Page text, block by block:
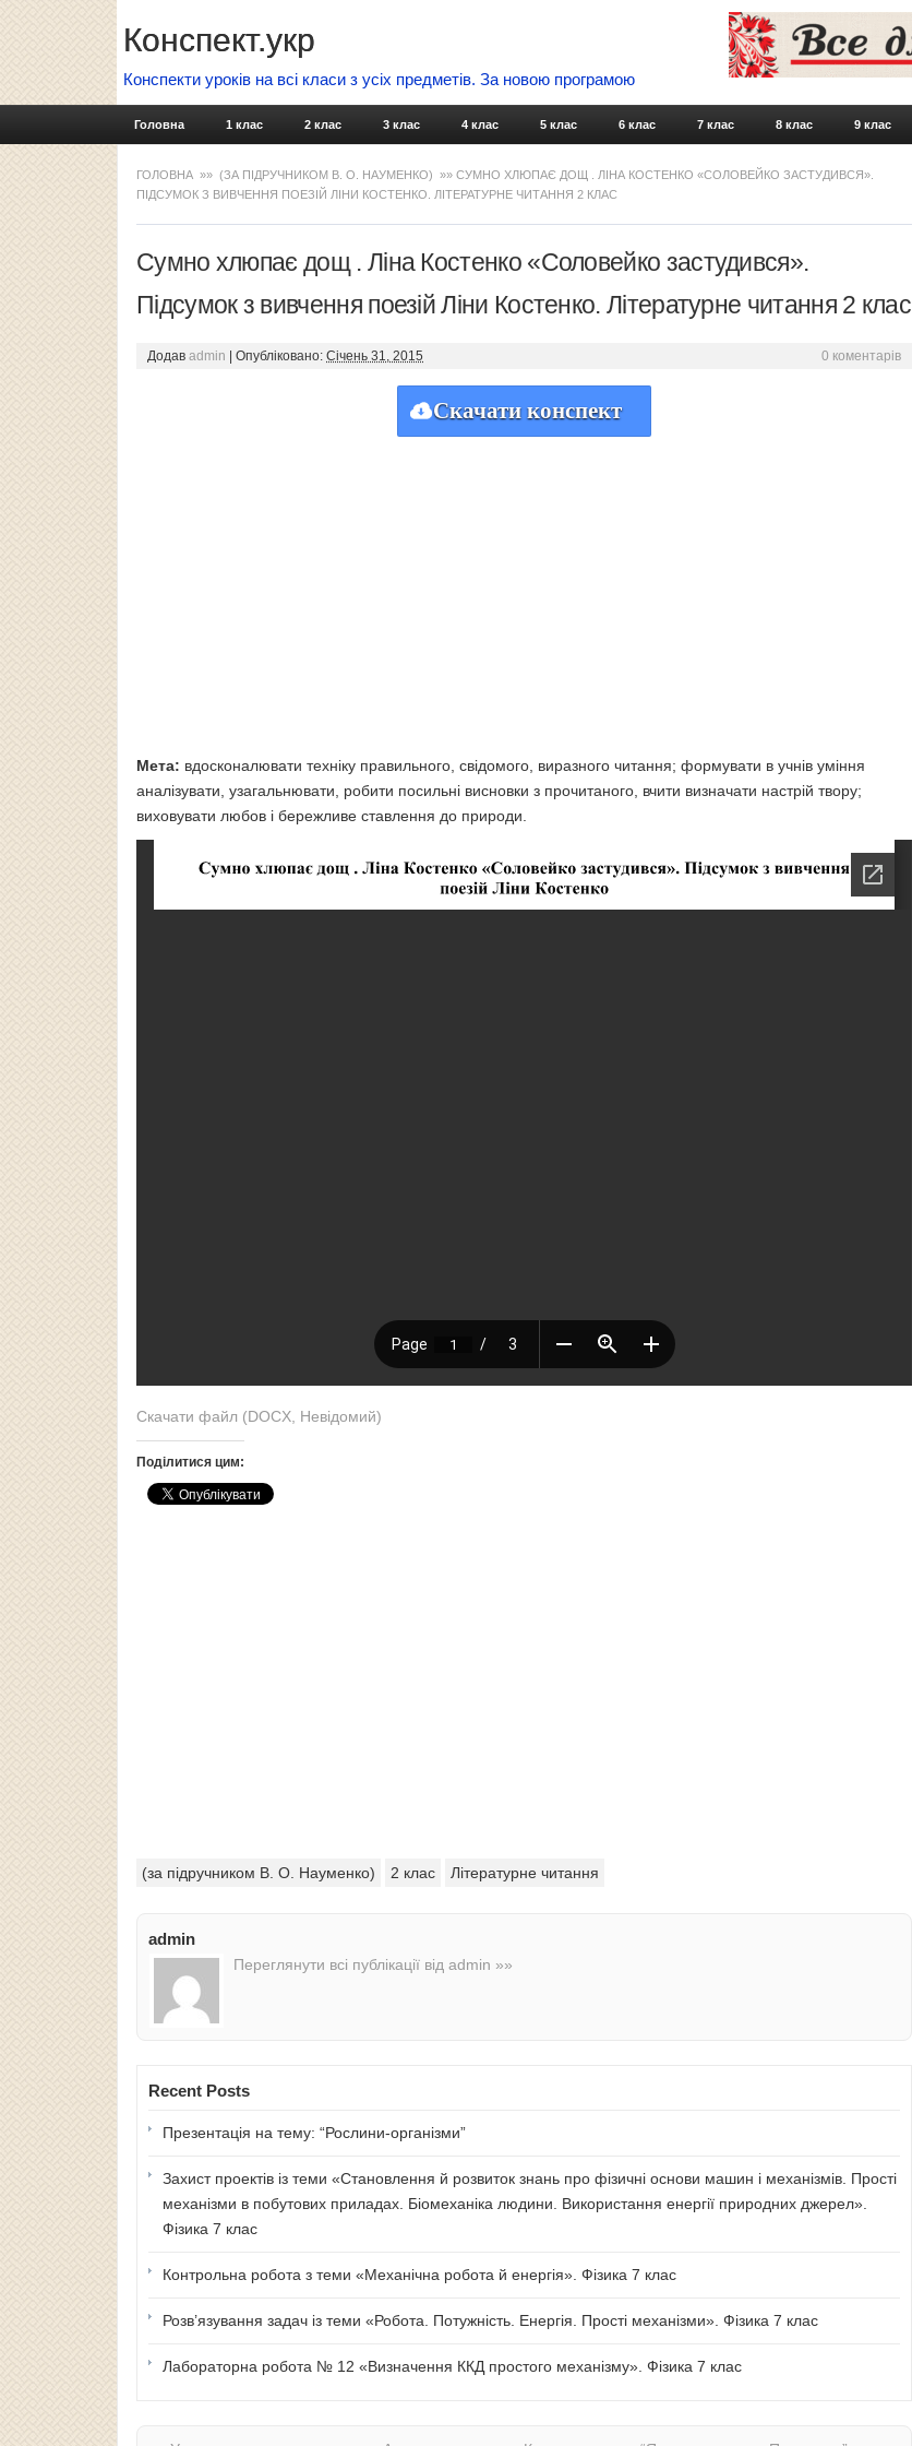
Конспект.укр
Конспекти уроків на всі класи з усіх предметів. За новою програмою
Skip to content
Головна 1 клас 2 клас 3 клас 4 клас 5 клас 6 клас 7 клас 8 клас 9 клас
ГОЛОВНА »» (ЗА ПІДРУЧНИКОМ В. О. НАУМЕНКО) »» СУМНО ХЛЮПАЄ ДОЩ . ЛІНА КОСТЕНКО «СОЛОВЕЙКО ЗАСТУДИВСЯ».
ПІДСУМОК З ВИВЧЕННЯ ПОЕЗІЙ ЛІНИ КОСТЕНКО. ЛІТЕРАТУРНЕ ЧИТАННЯ 2 КЛАС
Сумно хлюпає дощ . Ліна Костенко «Соловейко застудився».
Підсумок з вивчення поезій Ліни Костенко. Літературне читання 2 клас
Додав admin Опубліковано: Січень 31, 2015 0 коментарів
Скачати конспект
Мета: вдосконалювати техніку правильного, свідомого, виразного читання; формувати в учнів уміння
аналізувати, узагальнювати, робити посильні висновки з прочитаного, вчити визначати настрій твору;
виховувати любов і бережливе ставлення до природи.
Скачати файл (DOCX, Невідомий)
Поділитися цим:
(за підручником В. О. Науменко) 2 клас Літературне читання
admin
Переглянути всі публікації від admin »»
Recent Posts
Презентація на тему: “Рослини-організми”
Захист проектів із теми «Становлення й розвиток знань про фізичні основи машин і механізмів. Прості
механізми в побутових приладах. Біомеханіка людини. Використання енергії природних джерел».
Фізика 7 клас
Контрольна робота з теми «Механічна робота й енергія». Фізика 7 клас
Розв’язування задач із теми «Робота. Потужність. Енергія. Прості механізми». Фізика 7 клас
Лабораторна робота № 12 «Визначення ККД простого механізму». Фізика 7 клас